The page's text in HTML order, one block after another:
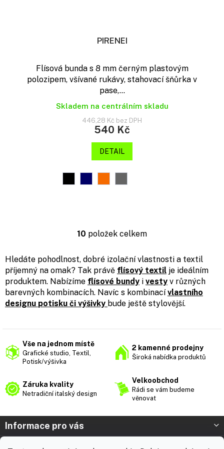
PIRENEI
Flísová bunda s 8 mm černým plastovým
polozipem, všívané rukávy, stahovací šňůrka v
pase,...
Skladem na centrálním skladu
446,28 Kč bez DPH
540 Kč
DETAIL
O
l
á
d
a
c
í
y
v
p
10 položek celkem
Hledáte pohodlnost, dobré izolační vlastnosti a textil
příjemný na omak? Tak právě flísový textil je ideálním
produktem. Nabízíme flísové bundy i vesty v různých
barevných kombinacích. Navíc s kombinacívlastního
designu potisku či výšivky bude ještě stylovější.
Vše na jednom místě
Grafické studio, Textil,
Potisk/výšivka
2 kamenné prodejny
Široká nabídka produktů
Záruka kvality
Netradiční italský design
Velkoobchod
Rádi se vám budeme
věnovat
Z
p
Informace pro vás
Prodejna Nymburk